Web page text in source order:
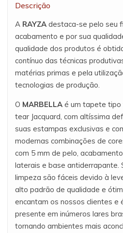
Descrição
A RAYZA destaca-se pelo seu
acabamento e por sua
qualidade dos produtos é
contínuo das técnicas
matérias primas e pela
tecnologias de produção.
O MARBELLA é um tapete tipo
tear Jacquard, com altíssima
suas estampas exclusivas e
modernas combinações de
com 5 mm de pelo,
laterais e base antiderrapante.
limpeza são fáceis devido à
alto padrão de qualidade e
encantam os nossos clientes e
presente em inúmeros lares
tornando ambientes mais